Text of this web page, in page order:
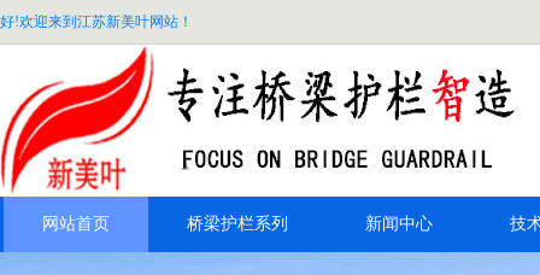
好!欢迎来到江苏新美叶网站！
网站首页 桥梁护栏系列 新闻中心 技